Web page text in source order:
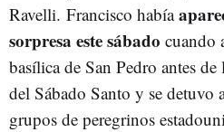
Ravelli. Francisco había
sorpresa este sábado cuando
basílica de San Pedro antes
del Sábado Santo y se detuvo
grupos de peregrinos